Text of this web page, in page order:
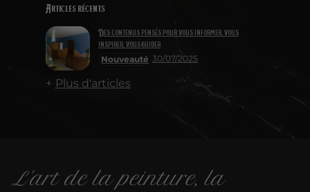
Articles récents
Nouveauté 30/07/2025
Des contenus pensés pour vous informer, vous
inspirer, vous guider
Plus d'articles
L'art de la peinture, la